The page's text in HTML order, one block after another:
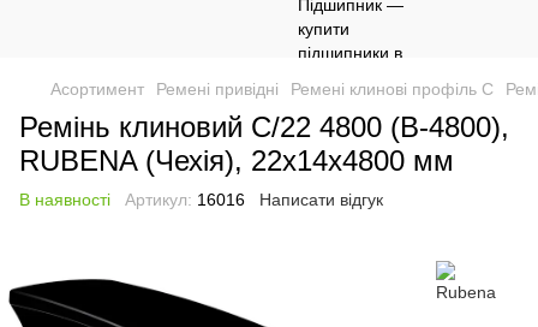
Асортимент Ремені привідні Ремені клинові профіль C
Ремінь клиновий C/22 4800 (В-4800),
RUBENA (Чехія), 22х14х4800 мм
В наявності Артикул: 16016 Написати відгук